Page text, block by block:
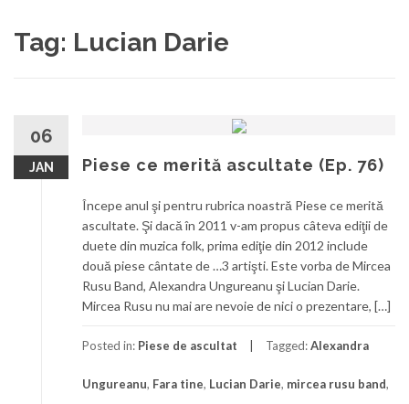
Tag: Lucian Darie
06
JAN Piese ce merită ascultate (Ep. 76)
Începe anul şi pentru rubrica noastră Piese ce merită
ascultate. Şi dacă în 2011 v-am propus câteva ediţii de
duete din muzica folk, prima ediţie din 2012 include
două piese cântate de …3 artişti. Este vorba de Mircea
Rusu Band, Alexandra Ungureanu şi Lucian Darie.
Mircea Rusu nu mai are nevoie de nici o prezentare, […]
Posted in: Piese de ascultat Tagged:Alexandra
Ungureanu, Fara tine, Lucian Darie, mircea rusu band,